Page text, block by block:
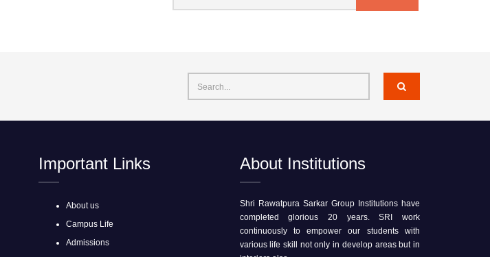
Important Links
About us
Campus Life
Admissions
About Institutions
Shri Rawatpura Sarkar Group Institutions have
completed glorious 20 years. SRI work
continuously to empower our students with
various life skill not only in develop areas but in